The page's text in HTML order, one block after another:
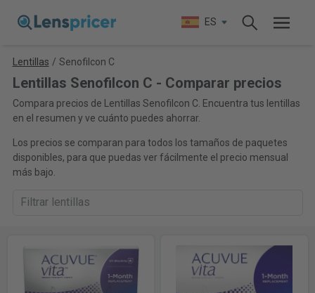
ES
Lentillas / Senofilcon C
Lentillas Senofilcon C - Comparar precios
Compara precios de Lentillas Senofilcon C. Encuentra tus lentillas
en el resumen y ve cuánto puedes ahorrar.
Los precios se comparan para todos los tamaños de paquetes
disponibles, para que puedas ver fácilmente el precio mensual
más bajo.